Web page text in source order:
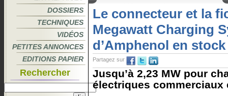
DOSSIERS
TECHNIQUES
VIDÉOS
PETITES ANNONCES
EDITIONS PAPIER
Rechercher
Le connecteur et la
Megawatt Charging
d’Amphenol en stock
Partagez sur
Jusqu’à 2,23 MW pour
électriques commerciaux